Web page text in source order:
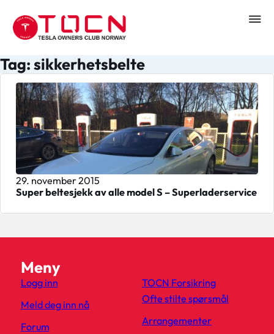
Tag: sikkerhetsbelte
29. november 2015
Super beltesjekk av alle model S – Superladerservice
Meny
Logg inn
Meld deg inn nå
Forum
TOCN Forsikring
Ofte stilte spørsmål
Arrangementer